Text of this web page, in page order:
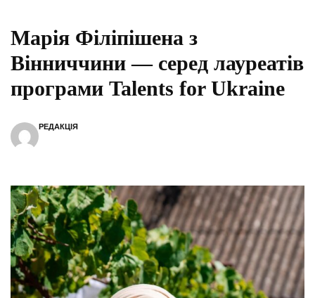
Марія Філіпішена з
Вінниччини — серед лауреатів
програми Talents for Ukraine
РЕДАКЦІЯ